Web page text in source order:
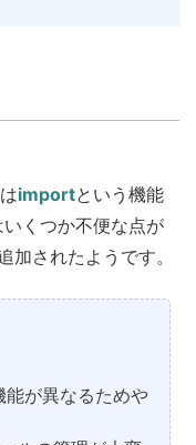
importという機能
いくつか不便な点が
加されたようです。
が異なるためや